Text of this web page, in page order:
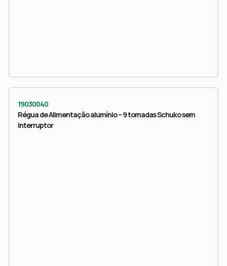
19030040
Régua de Alimentação alumínio – 9 tomadas Schuko sem
interruptor